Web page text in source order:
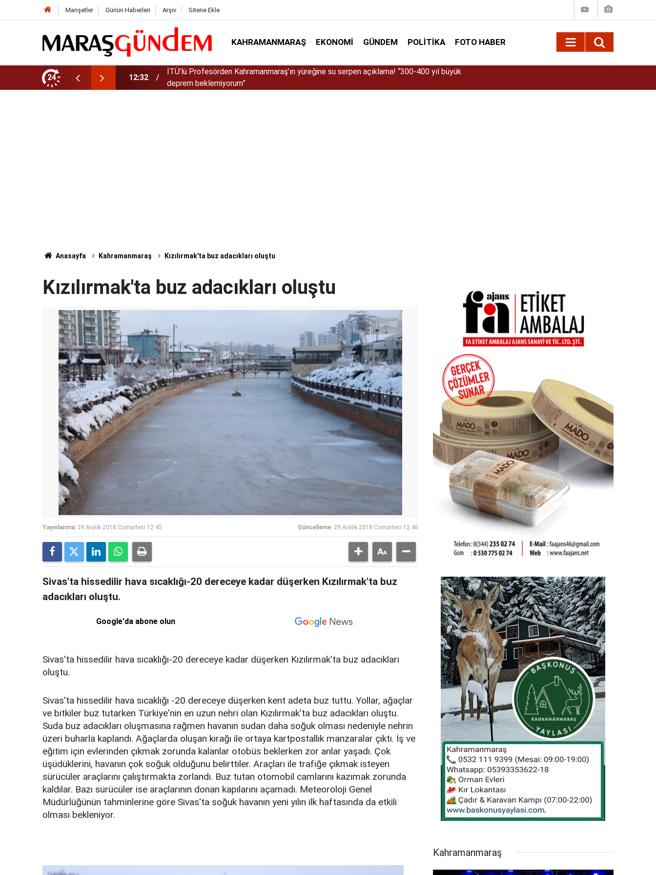
Manşetler Günün Haberleri Arşiv Sitene Ekle
KAHRAMANMARAŞ EKONOMI GÜNDEM POLITIKA FOTO HABER
24
açıklama! “300-400 yıl büyük
11:19 Kahramanmaraş-Göksun tünellerinde elektronik radar aktif oldu!
Anasayfa Kahramanmaraş Kızılırmak'ta buz adacıkları oluştu
Kızılırmak'ta buz adacıkları oluştu
Yayınlanma: 29 Aralık 2018 Cumartesi 12:45 Güncelleme: 29 Aralık 2018 Cumartesi 12:46
Sivas'ta hissedilir hava sıcaklığı-20 dereceye kadar düşerken Kızılırmak'ta buz
adacıkları oluştu.
Google'da abone olun
Sivas'ta hissedilir hava sıcaklığı-20 dereceye kadar düşerken Kızılırmak'ta buz adacıkları
oluştu.
Sivas'ta hissedilir hava sıcaklığı -20 dereceye düşerken kent adeta buz tuttu. Yollar, ağaçlar
ve bitkiler buz tutarken Türkiye'nin en uzun nehri olan Kızılırmak'ta buz adacıkları oluştu.
Suda buz adacıkları oluşmasına rağmen havanın sudan daha soğuk olması nedeniyle nehrin
üzeri buharla kaplandı. Ağaçlarda oluşan kırağı ile ortaya kartpostallık manzaralar çıktı. İş ve
eğitim için evlerinden çıkmak zorunda kalanlar otobüs beklerken zor anlar yaşadı. Çok
üşüdüklerini, havanın çok soğuk olduğunu belirttiler. Araçları ile trafiğe çıkmak isteyen
sürücüler araçlarını çalıştırmakta zorlandı. Buz tutan otomobil camlarını kazımak zorunda
kaldılar. Bazı sürücüler ise araçlarının donan kapılarını açamadı. Meteoroloji Genel
Müdürlüğünün tahminlerine göre Sivas'ta soğuk havanın yeni yılın ilk haftasında da etkili
olması bekleniyor.
Kahramanmaraş